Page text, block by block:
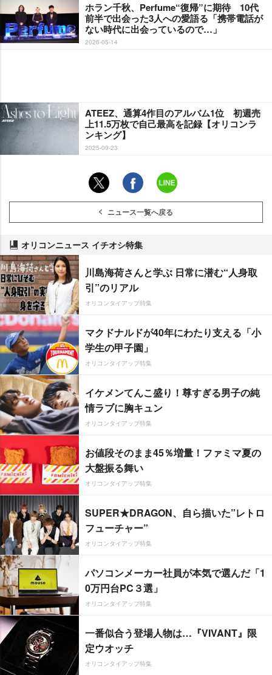
ホラン千秋、Perfume“復帰”に期待 10代
前半で出会った3人への愛語る「携帯電話が
ない時代に出会っているので…」
2026-05-14
ATEEZ、通算4作目のアルバム1位 初週売
上11.5万枚で自己最高を記録【オリコンラ
ンキング】
2025-09-23
ニュース一覧へ戻る
オリコンニュース イチオシ特集
川島海荷さんと学ぶ 日常に潜む“人身取
引”のリアル
オリコンタイアップ特集
マクドナルドが40年にわたり支える「小
学生の甲子園」
オリコンタイアップ特集
イケメンてんこ盛り！尊すぎる男子の純
情ラブに胸キュン
オリコンタイアップ特集
お値段そのまま45％増量！ファミマ夏の
大盤振る舞い
オリコンタイアップ特集
SUPER★DRAGON、自ら描いた”レトロ
フューチャー”
オリコンタイアップ特集
パソコンメーカー社員が本気で選んだ「1
0万円台PC３選」
オリコンタイアップ特集
一番似合う登場人物は…『VIVANT』限
定ウオッチ
オリコンタイアップ特集